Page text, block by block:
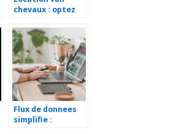
chevaux : optez
solution
avantageuse
Flux de donnees
simplifie :